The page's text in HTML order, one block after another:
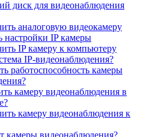
диск для видеонаблюдения
аналоговую видеокамеру
настройки IP камеры
IP камеру к компьютеру
IP-видеонаблюдения?
работоспособность камеры
камеру видеонаблюдения в
камеру видеонаблюдения к
камеры видеонаблюдения?